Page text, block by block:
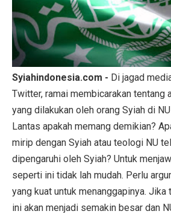
Syiahindonesia.com - Di jagad
Twitter, ramai membicarakan tentang
yang dilakukan oleh orang Syiah di
Lantas apakah memang demikian?
mirip dengan Syiah atau teologi NU
dipengaruhi oleh Syiah? Untuk
seperti ini tidak lah mudah. Perlu
yang kuat untuk menanggapinya.
ini akan menjadi semakin besar dan